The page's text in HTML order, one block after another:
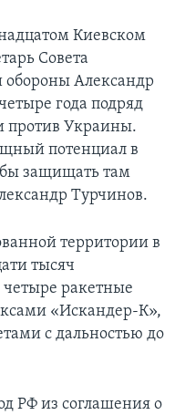
Киевском
Совета
обороны Александр
года подряд
против Украины.
потенциал в
защищать там
Турчинов.
территории в
тысяч
ракетные
«Искандер-К»,
с дальностью до
РФ из соглашения о